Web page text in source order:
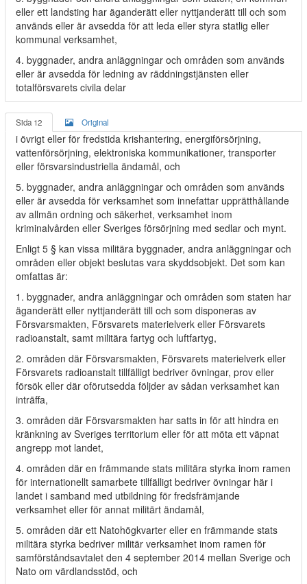
eller ett landsting har äganderätt eller nyttjanderätt till och som
används eller är avsedda för att leda eller styra statlig eller
kommunal verksamhet,
4. byggnader, andra anläggningar och områden som används
eller är avsedda för ledning av räddningstjänsten eller
totalförsvarets civila delar
Sida 12 Original
i övrigt eller för fredstida krishantering, energiförsörjning,
vattenförsörjning, elektroniska kommunikationer, transporter
eller försvarsindustriella ändamål, och
5. byggnader, andra anläggningar och områden som används
eller är avsedda för verksamhet som innefattar upprätthållande
av allmän ordning och säkerhet, verksamhet inom
kriminalvården eller Sveriges försörjning med sedlar och mynt.
Enligt 5 § kan vissa militära byggnader, andra anläggningar och
områden eller objekt beslutas vara skyddsobjekt. Det som kan
omfattas är:
1. byggnader, andra anläggningar och områden som staten har
äganderätt eller nyttjanderätt till och som disponeras av
Försvarsmakten, Försvarets materielverk eller Försvarets
radioanstalt, samt militära fartyg och luftfartyg,
2. områden där Försvarsmakten, Försvarets materielverk eller
Försvarets radioanstalt tillfälligt bedriver övningar, prov eller
försök eller där oförutsedda följder av sådan verksamhet kan
inträffa,
3. områden där Försvarsmakten har satts in för att hindra en
kränkning av Sveriges territorium eller för att möta ett väpnat
angrepp mot landet,
4. områden där en främmande stats militära styrka inom ramen
för internationellt samarbete tillfälligt bedriver övningar här i
landet i samband med utbildning för fredsfrämjande
verksamhet eller för annat militärt ändamål,
5. områden där ett Natohögkvarter eller en främmande stats
militära styrka bedriver militär verksamhet inom ramen för
samförståndsavtalet den 4 september 2014 mellan Sverige och
Nato om värdlandsstöd, och